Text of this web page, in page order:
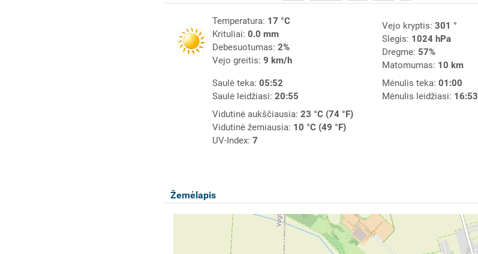
Temperatura: 17 °C
Krituliai: 0.0 mm
Debesuotumas: 2%
Vejo greitis: 9 km/h
Vejo kryptis: 301 °
Slegis: 1024 hPa
Dregme: 57%
Matomumas: 10 km
Saulė teka: 05:52
Saulė leidžiasi: 20:55
Mėnulis teka: 01:00
Mėnulis leidžiasi: 16:53
Vidutinė aukščiausia: 23 °C (74 °F)
Vidutinė žemiausia: 10 °C (49 °F)
UV-Index: 7
Žemėlapis